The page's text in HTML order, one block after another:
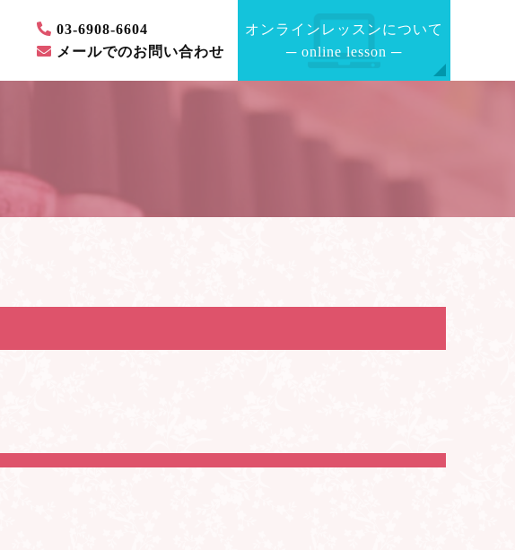
03-6908-6604
メールでのお問い合わせ
オンラインレッスンについて
─ online lesson ─